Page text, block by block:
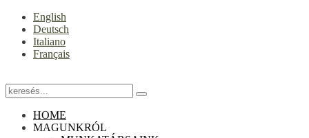
English
Deutsch
Italiano
Français
HOME
MAGUNKRÓL